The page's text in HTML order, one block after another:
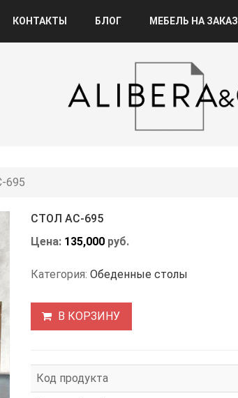
КОНТАКТЫ БЛОГ МЕБЕЛЬ НА ЗАКАЗ
695
СТОЛ АС-695
Цена: 135,000руб.
Категория: Обеденные столы
В КОРЗИНУ
Код продукта